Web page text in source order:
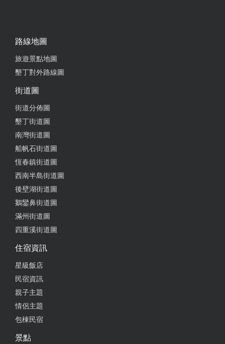
很棒的民宿 值得推薦 空間寬敞舒適 房間也很有特色
好棒的民宿，來墾丁恒春一定要過來這裡住宿，房間
好漂亮，又無敵乾淨，不來這裡住一下，太對不起自
真的很喜歡這一間全新的民宿 乾淨 舒適 老闆人超好
宿，晚上還可以在門口烤肉，cp值很高，難得這麼新
的民宿，過年我們還要去住，我真心推薦!
路線地圖
旅遊景點地圖
墾丁對外路線圖
街道圖
街道分佈圖
墾丁街道圖
南灣街道圖
船帆石街道圖
恆春鎮街道圖
西南半島街道圖
後壁湖街道圖
鵝鑾鼻街道圖
滿州街道圖
四重溪街道圖
住宿資訊
星級飯店
民宿資訊
親子主題
情侶主題
包棟民宿
景點